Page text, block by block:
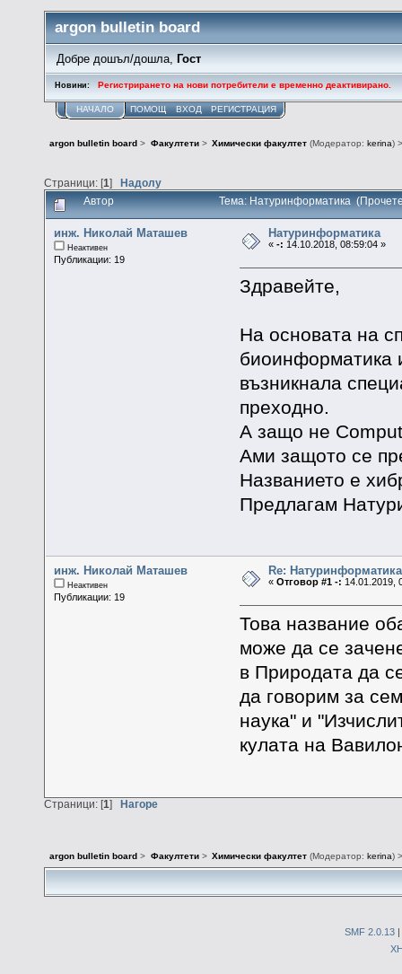
argon bulletin board
Добре дошъл/дошла, Гост
Новини: Регистрирането на нови потребители е временно деактивирано.
НАЧАЛО ПОМОЩ ВХОД РЕГИСТРАЦИЯ
argon bulletin board > Факултети> Химически факултет(Модератор: kerina) >
Страници: [1] Надолу
Автор Тема: Натуринформатика
инж. Николай Маташев
Неактивен
Публикации: 19
Натуринформатика
«-: 14.10.2018, 08:59:04 »
Здравейте,
На основата на
биоинформатика
възникнала
преходно.
А защо не
Ами защото се
Названието е
Предлагам
инж. Николай Маташев
Неактивен
Публикации: 19
Re: Натуринформатика
«Отговор #1 -: 14.01.2019,
Това название
може да се
в Природата да
да говорим за
наука" и
кулата на
Страници: [1] Нагоре
argon bulletin board > Факултети> Химически факултет(Модератор: kerina) >
SMF 2.0.13|